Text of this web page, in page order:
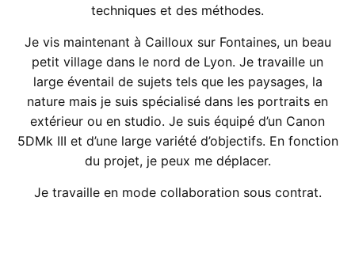
techniques et des méthodes.
Je vis maintenant à Cailloux sur Fontaines, un beau
petit village dans le nord de Lyon. Je travaille un
large éventail de sujets tels que les paysages, la
nature mais je suis spécialisé dans les portraits en
extérieur ou en studio. Je suis équipé d’un Canon
5DMk III et d’une large variété d’objectifs. En fonction
du projet, je peux me déplacer.
Je travaille en mode collaboration sous contrat.